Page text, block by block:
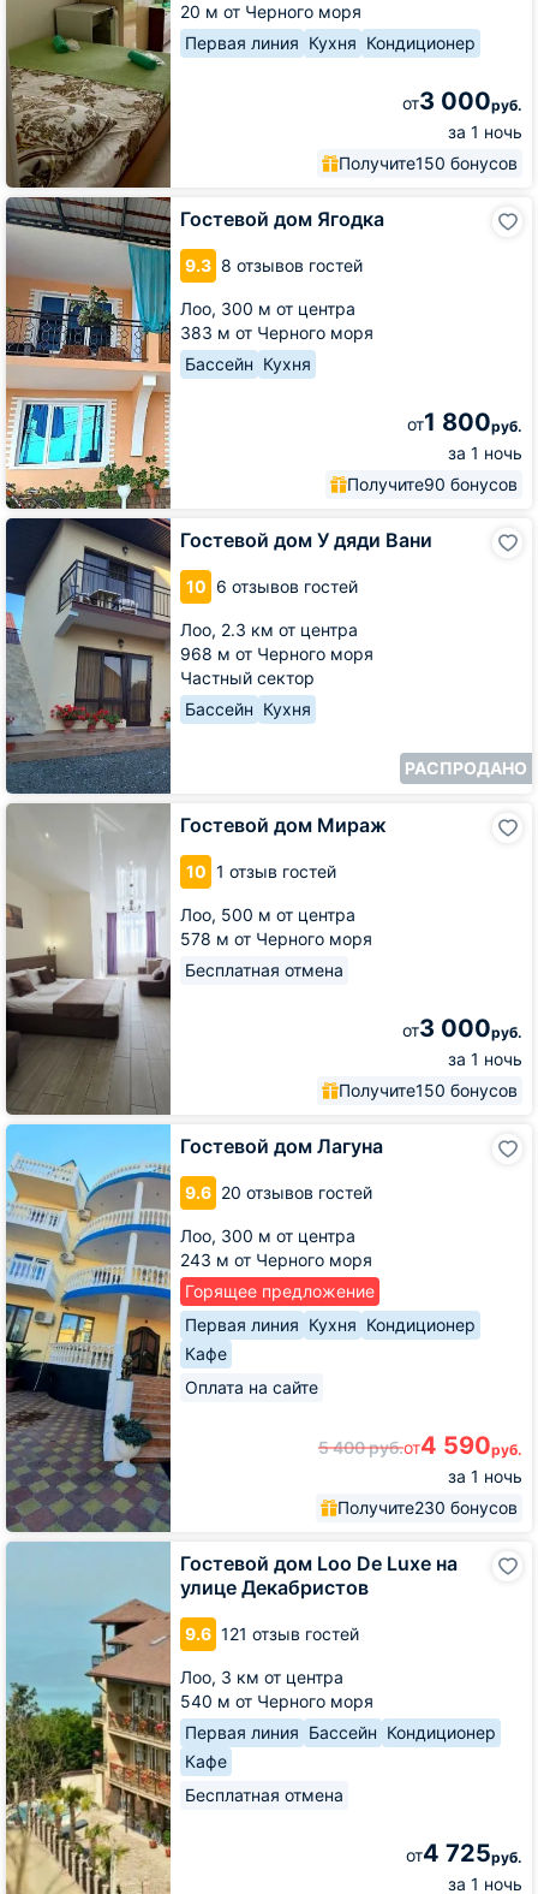
20 м от Черного моря
Первая линия Кухня Кондиционер
от3 000руб.
за 1 ночь
Получите150 бонусов
Гостевой дом Ягодка
9.3 8 отзывов гостей
Лоо, 300 м от центра
383 м от Черного моря
Бассейн Кухня
от1 800руб.
за 1 ночь
Получите90 бонусов
Гостевой
дом
Гостевой дом У дяди Вани
10 6 отзывов гостей
Лоо, 2.3 км от центра
968 м от Черного моря
Частный сектор
Бассейн Кухня
РАСПРОДАНО
Гостевой
дяди
Вани
Гостевой дом Мираж
10 1 отзыв гостей
Лоо, 500 м от центра
578 м от Черного моря
Бесплатная отмена
от3 000руб.
за 1 ночь
Получите150 бонусов
Гостевой
Гостевой дом Лагуна
9.6 20 отзывов гостей
Лоо, 300 м от центра
243 м от Черного моря
Горящее предложение
Первая линия Кухня Кондиционер
Кафе
Оплата на сайте
5 400руб.от4 590руб.
за 1 ночь
Получите230 бонусов
Гостевой
дом
Лагуна
Гостевой дом Loo De Luxe на
улице Декабристов
9.6 121 отзыв гостей
Лоо, 3 км от центра
540 м от Черного моря
Первая линия Бассейн Кондиционер
Кафе
Бесплатная отмена
от4 725руб.
за 1 ночь
Гостевой
улице
Декабристов